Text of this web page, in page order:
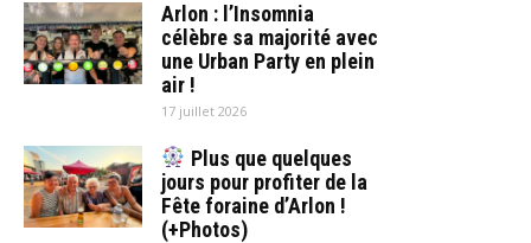
Arlon : l’Insomnia
célèbre sa majorité avec
une Urban Party en plein
air !
17 juillet 2026
Plus que quelques
jours pour profiter de la
Fête foraine d’Arlon !
(+Photos)